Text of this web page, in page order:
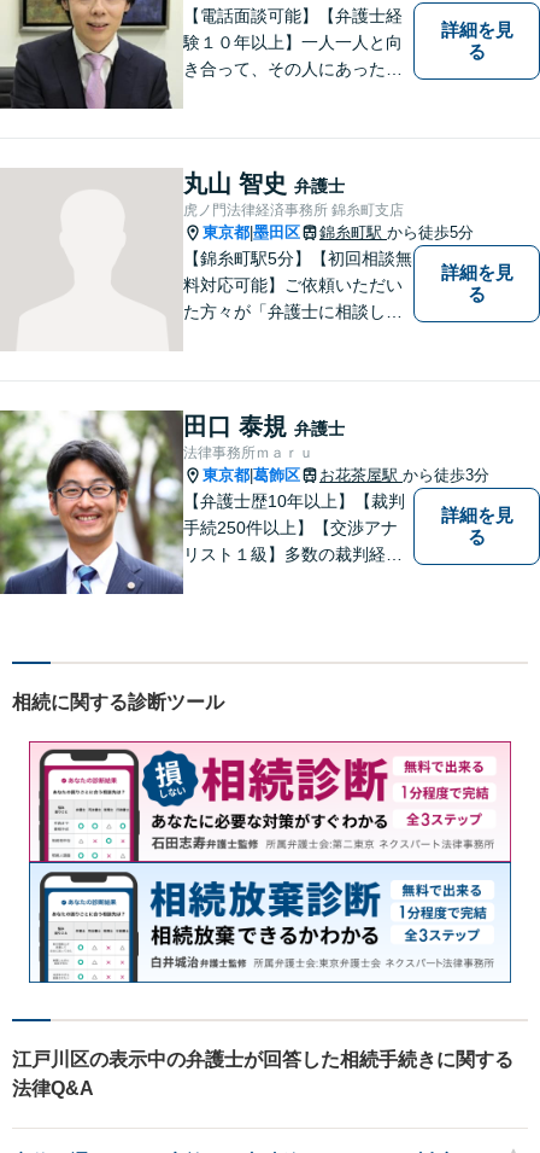
【電話面談可能】【弁護士経
験１０年以上】一人一人と向
き合って、その人にあった解
借金・債務整理／相続などの
幅広い分野に対応可能。お気
軽にご相談ください。
詳細を見
る
丸山 智史 弁護士
虎ノ門法律経済事務所 錦糸町支店
東京都 墨田区 錦糸町駅 から徒歩5分
【錦糸町駅5分】【初回相談無
料対応可能】ご依頼いただい
た方々が「弁護士に相談して
合います。お金にまつわるト
ラブルや終活に関するお悩み
もお気軽にご相談ください。
詳細を見
る
田口 泰規 弁護士
法律事務所ｍａｒｕ
東京都 葛飾区 お花茶屋駅 から徒歩3分
【弁護士歴10年以上】【裁判
手続250件以上】【交渉アナ
リスト１級】多数の裁判経験
す。＜離婚、相続、交通事
【お花茶屋駅徒歩3分】
詳細を見
る
相続に関する診断ツール
江戸川区の表示中の弁護士が回答した相続手続きに関する
法律Q&A